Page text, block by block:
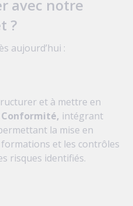
avec notre
?
aujourd’hui :
et à mettre en
intégrant
la mise en
et les contrôles
risques identifiés.